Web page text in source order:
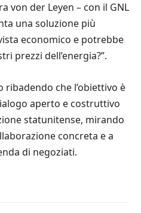
von der Leyen – con il GNL
una soluzione più
economico e potrebbe
prezzi dell’energia?”.
ribadendo che l’obiettivo è
aperto e costruttivo
statunitense, mirando
concreta e a
di negoziati.